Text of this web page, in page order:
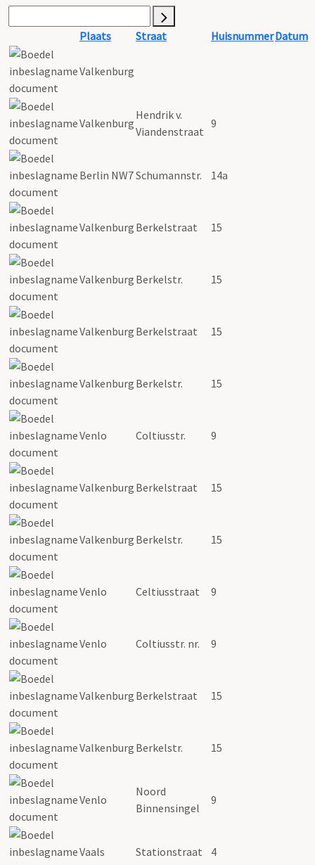
Plaats Straat HuisnummerDatum
Valkenburg
Valkenburg
Hendrik v.
Viandenstraat
9
Berlin NW7Schumannstr. 14a
Valkenburg Berkelstraat 15
Valkenburg Berkelstr. 15
Valkenburg Berkelstraat 15
Valkenburg Berkelstr. 15
Venlo Coltiusstr. 9
Valkenburg Berkelstraat 15
Valkenburg Berkelstr. 15
Venlo Celtiusstraat 9
Venlo Coltiusstr. nr. 9
Valkenburg Berkelstraat 15
Valkenburg Berkelstr. 15
Venlo
Noord
Binnensingel
9
Vaals Stationstraat 4